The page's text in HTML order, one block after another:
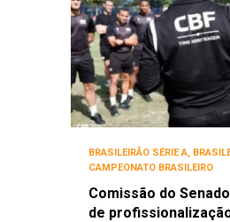
BRASILEIRÃO SÉRIE A,
CAMPEONATO BRASILEIRO
Comissão do
de